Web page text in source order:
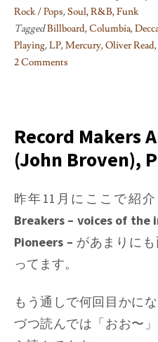
Rock / Pops,Soul, R&B, Funk
TaggedBillboard,Columbia,
Playing,LP,Mercury,Oliver Read,
2 Comments
EP
(Extended
Playing)
Stands
Record Makers
(John Broven),
昨年11月にここで紹
Breakers – voices of the
Pioneers – があまりに
ってます。
もう通しで何回目かに
づつ読んでは「おお〜